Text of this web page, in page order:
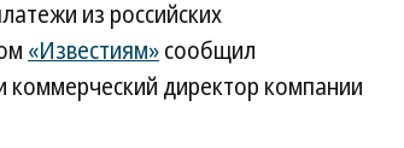
из российских
«Известиям»сообщил
директор компании